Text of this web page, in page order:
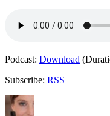
Podcast: Download
Subscribe: RSS
Autor